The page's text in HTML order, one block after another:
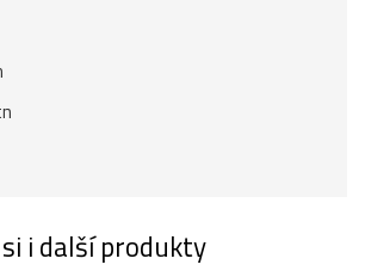
i další produkty